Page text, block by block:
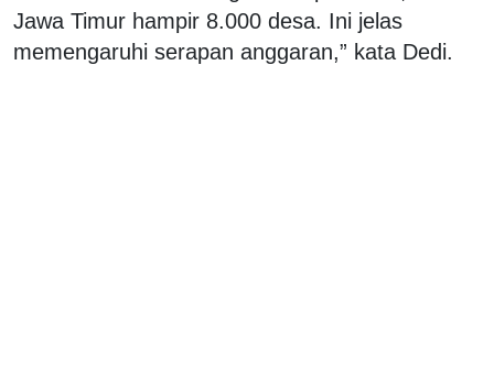
Jawa Timur hampir 8.000 desa. Ini jelas
memengaruhi serapan anggaran,” kata Dedi.